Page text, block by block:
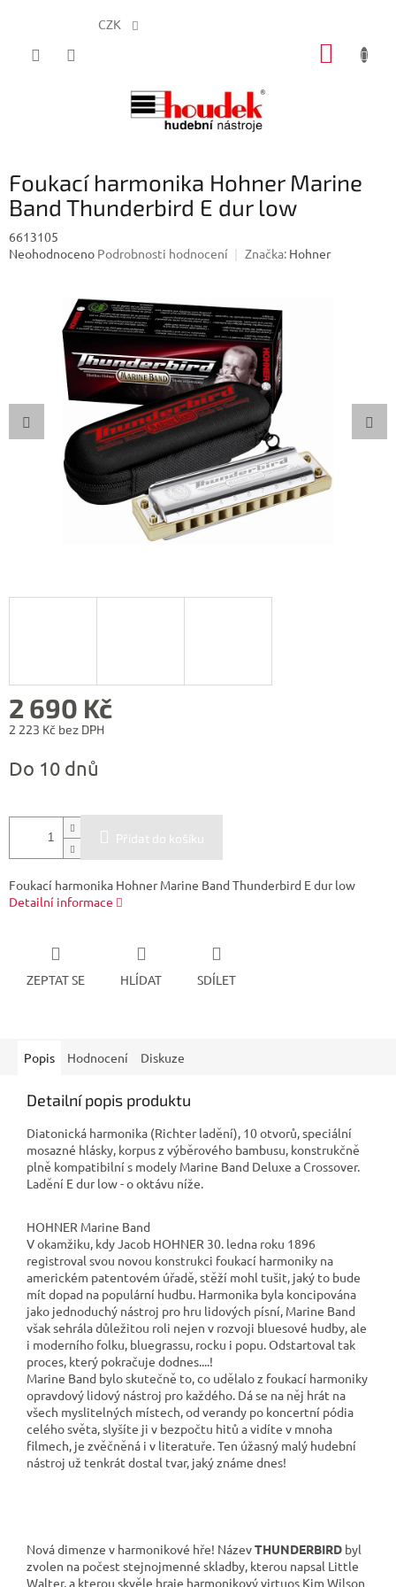
CZK
Foukací harmonika Hohner Marine
Band Thunderbird E dur low
6613105
Průměrné
hvězdiček.
Neohodnoceno Podrobnosti hodnocení Značka: Hohner
2 690 Kč
2 223 Kč bez DPH
cena:
Do 10 dnů
Přidat do košíku
Foukací harmonika Hohner Marine Band Thunderbird E dur low
Detailní informace
ZEPTAT SE HLÍDAT SDÍLET
Popis Hodnocení Diskuze
Detailní popis produktu
Diatonická harmonika (Richter ladění), 10 otvorů, speciální
mosazné hlásky, korpus z výběrového bambusu, konstrukčně
plně kompatibilní s modely Marine Band Deluxe a Crossover.
Ladění E dur low - o oktávu níže.
HOHNER Marine Band
V okamžiku, kdy Jacob HOHNER 30. ledna roku 1896
registroval svou novou konstrukci foukací harmoniky na
americkém patentovém úřadě, stěží mohl tušit, jaký to bude
mít dopad na populární hudbu. Harmonika byla koncipována
jako jednoduchý nástroj pro hru lidových písní, Marine Band
však sehrála důležitou roli nejen v rozvoji bluesové hudby, ale
i moderního folku, bluegrassu, rocku i popu. Odstartoval tak
proces, který pokračuje dodnes....!
Marine Band bylo skutečně to, co udělalo z foukací harmoniky
opravdový lidový nástroj pro každého. Dá se na něj hrát na
všech myslitelných místech, od verandy po koncertní pódia
celého světa, slyšíte ji v bezpočtu hitů a vidíte v mnoha
filmech, je zvěčněná i v literatuře. Ten úžasný malý hudební
nástroj už tenkrát dostal tvar, jaký známe dnes!
Nová dimenze v harmonikové hře! NázevTHUNDERBIRD byl
zvolen na počest stejnojmenné skladby, kterou napsal Little
Walter, a kterou skvěle hraje harmonikový virtuos Kim Wilson